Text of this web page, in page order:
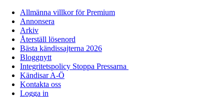
Allmänna villkor för Premium
Annonsera
Arkiv
Återställ lösenord
Bästa kändissajterna 2026
Bloggnytt
Integritetspolicy Stoppa Pressarna
Kändisar A-Ö
Kontakta oss
Logga in